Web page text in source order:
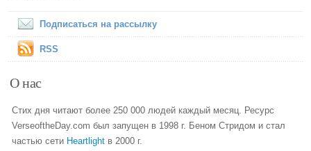
Подписаться на рассылку
RSS
О нас
Стих дня читают более 250 000 людей каждый месяц. Ресурс
VerseoftheDay.com был запущен в 1998 г. Беном Стридом и стал
частью сети Heartlight в 2000 г.